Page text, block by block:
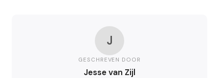
J
GESCHREVEN DOOR
Jesse van Zijl